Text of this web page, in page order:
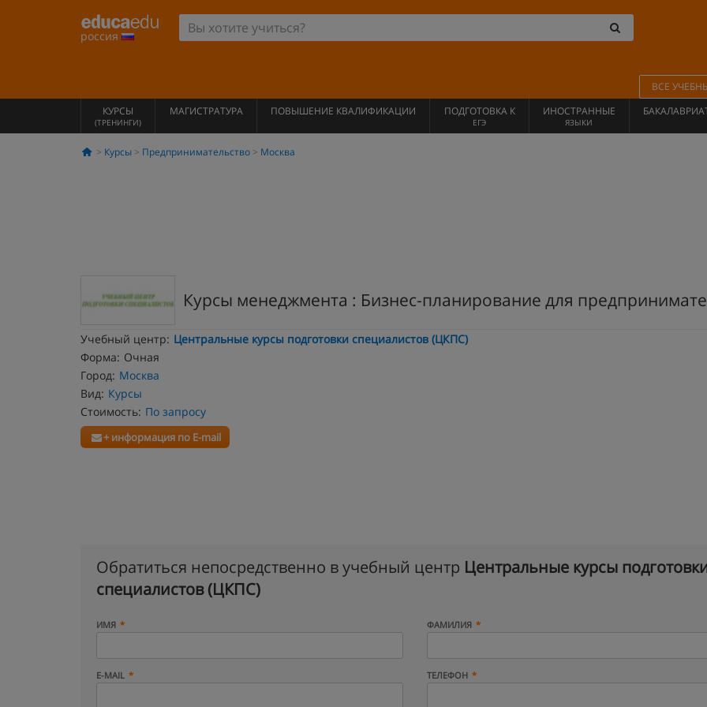
россия
ВСЕ
КУРСЫ
(ТРЕНИНГИ)
МАГИСТРАТУРА ПОВЫШЕНИЕ КВАЛИФИКАЦИИ ПОДГОТОВКА К
ЕГЭ
ИНОСТРАННЫЕ
ЯЗЫКИ
Курсы Предпринимательство Москва
Курсы менеджмента : Бизнес-планирование для
Учебный центр: Центральные курсы подготовки специалистов (ЦКПС)
Форма: Очная
Город: Москва
Вид: Курсы
Стоимость: По запросу
+ информация по E-mail
Обратиться непосредственно в учебный центр Центральные курсы
специалистов (ЦКПС)
ИМЯ ФАМИЛИЯ
E-MAIL ТЕЛЕФОН